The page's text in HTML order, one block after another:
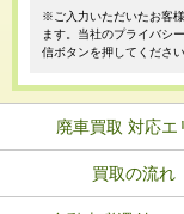
※ご入力いただいたお客
ます。当社のプライバシ
信ボタンを押してください
廃車買取 対応エ
買取の流れ